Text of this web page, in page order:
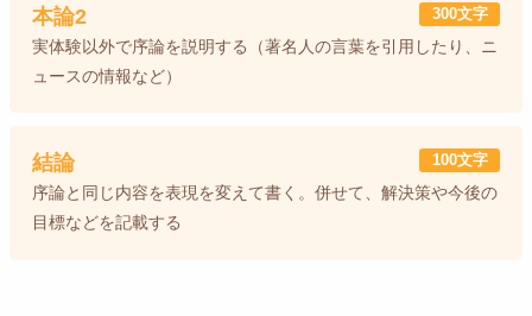
本論2
実体験以外で序論を説明する（著名人の言葉を引用したり、ニ
ュースの情報など）
300文字
結論
序論と同じ内容を表現を変えて書く。併せて、解決策や今後の
目標などを記載する
100文字